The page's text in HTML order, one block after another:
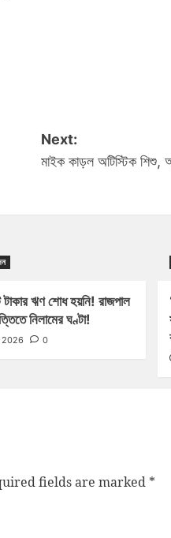
Next:
মাইক কাড়ল অটিস্টিক
ঋণ শোধ হয়নি! রাজপাল
নিলামের ঘণ্টা!
2026 0
fields are marked *